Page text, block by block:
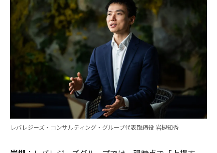
レバレジーズ・コンサルティング・グループ代表取締役 岩槻知秀